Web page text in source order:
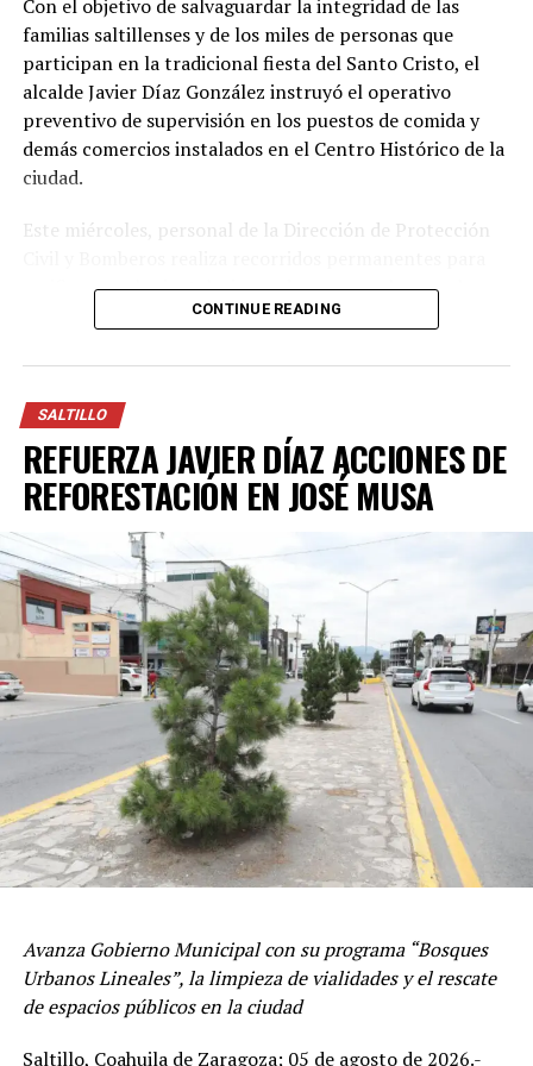
Con Información Tomada de EL HERALDO DE SALTILLO
Con el objetivo de salvaguardar la integridad de las
familias saltillenses y de los miles de personas que
participan en la tradicional fiesta del Santo Cristo, el
alcalde Javier Díaz González instruyó el operativo
preventivo de supervisión en los puestos de comida y
demás comercios instalados en el Centro Histórico de la
ciudad.
Este miércoles, personal de la Dirección de Protección
verificar que las instalaciones de gas cumplan con las
medidas de seguridad establecidas, a fin de reducir
con mayor afluencia de visitantes en la capital de
Coahuila.
Entre los principales puntos de revisión se encuentra
que los comerciantes utilicen cilindros de gas con
capacidad máxima de 10 kilogramos, que cuenten con
reguladores en buen estado, además de conexiones
seguras.
Asimismo, se orienta a las y los comerciantes sobre las
medidas preventivas para proteger a su personal y
clientes, con lo que se promueve la cultura de la
prevención civil.
ADVERTISEMENT
CONTINUE READING
SALTILLO
REFUERZA JAVIER DÍAZ ACCIONES DE
REFORESTACIÓN EN JOSÉ MUSA
Avanza Gobierno Municipal con su programa “Bosques
Urbanos Lineales”, la limpieza de vialidades y el rescate
de espacios públicos en la ciudad
Saltillo, Coahuila de Zaragoza; 05 de agosto de 2026.-